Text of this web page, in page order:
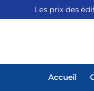
Les prix des
Accueil